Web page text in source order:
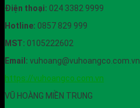
Điện thoại: 024 3382 9999
Hotline: 0857 829 999
MST: 0105222602
Email: vuhoang@vuhoangco.com.vn
https://vuhoangco.com.vn
VŨ HOÀNG MIỀN TRUNG